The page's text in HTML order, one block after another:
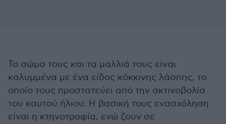
Το σώμα τους και τα μαλλιά τους είναι
καλυμμένα με ένα είδος κόκκινης λάσπης, το
οποίο τους προστατεύει από την ακτινοβολία
του καυτού ήλιου. Η βασική τους ενασχόληση
είναι η κτηνοτροφία, ενώ ζουν σε